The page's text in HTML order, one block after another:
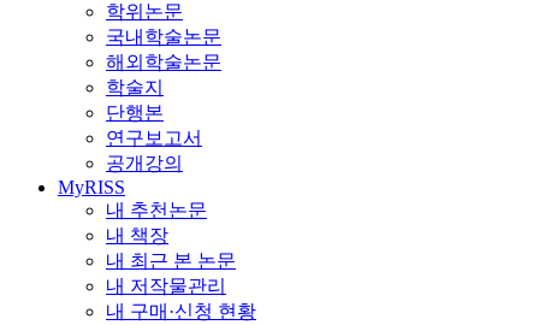
학위논문
국내학술논문
해외학술논문
학술지
단행본
연구보고서
공개강의
MyRISS
내 추천논문
내 책장
내 최근 본 논문
내 저작물관리
내 구매·신청 현황